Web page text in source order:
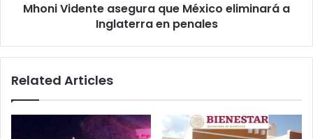
penales
Mhoni Vidente asegura que México eliminará a
Inglaterra en penales
Related Articles